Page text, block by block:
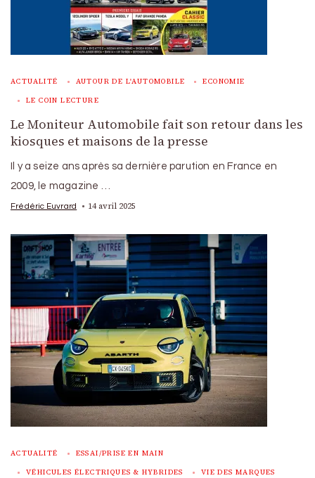
ACTUALITÉ AUTOUR DE L'AUTOMOBILE ECONOMIE
LE COIN LECTURE
Le Moniteur Automobile fait son retour dans les
kiosques et maisons de la presse
Il y a seize ans après sa dernière parution en France en
2009, le magazine …
Frédéric Euvrard 14 avril 2025
ACTUALITÉ ESSAI/PRISE EN MAIN
VÉHICULES ÉLECTRIQUES & HYBRIDES VIE DES MARQUES